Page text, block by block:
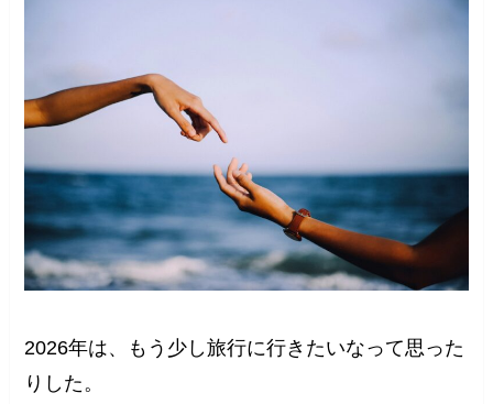
2026年は、もう少し旅行に行きたいなって思った
りした。